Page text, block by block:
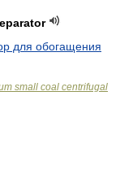
для обогащения
small coal centrifugal